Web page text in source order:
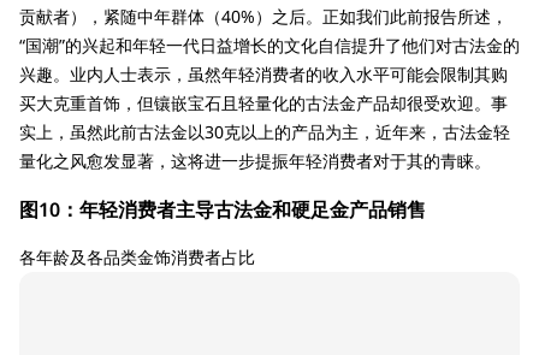
贡献者），紧随中年群体（40%）之后。正如我们此前报告所述，
“国潮”的兴起和年轻一代日益增长的文化自信提升了他们对古法金的
兴趣。业内人士表示，虽然年轻消费者的收入水平可能会限制其购
买大克重首饰，但镶嵌宝石且轻量化的古法金产品却很受欢迎。事
实上，虽然此前古法金以30克以上的产品为主，近年来，古法金轻
量化之风愈发显著，这将进一步提振年轻消费者对于其的青睐。
图10：年轻消费者主导古法金和硬足金产品销售
各年龄及各品类金饰消费者占比